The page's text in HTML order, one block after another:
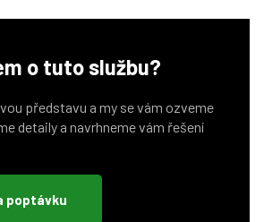
o tuto službu?
představu a my se vám ozveme
detaily a navrhneme vám řešení
poptávku